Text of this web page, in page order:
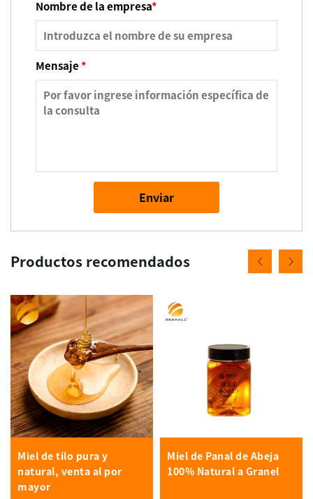
Nombre de la empresa*
Mensaje*
Enviar
Productos recomendados
Miel de tilo pura y
natural, venta al por
mayor
Miel de Panal de Abeja
100% Natural a Granel